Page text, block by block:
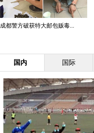
成都警方破获特大邮包贩毒...
国内 国际